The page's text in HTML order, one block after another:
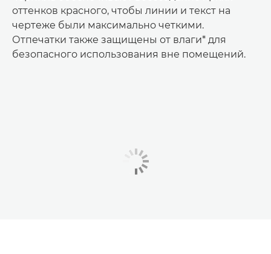
оттенков красного, чтобы линии и текст на
чертеже были максимально четкими.
Отпечатки также защищены от влаги* для
безопасного использования вне помещений.